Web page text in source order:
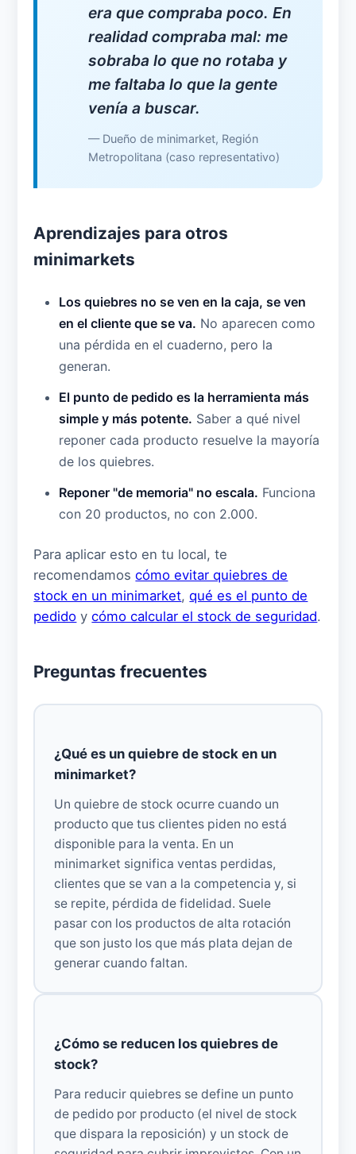
era que compraba poco. En
realidad compraba mal: me
sobraba lo que no rotaba y
me faltaba lo que la gente
venía a buscar.
— Dueño de minimarket, Región
Metropolitana (caso representativo)
Aprendizajes para otros
minimarkets
Los quiebres no se ven en la caja, se ven
en el cliente que se va. No aparecen como
una pérdida en el cuaderno, pero la
generan.
El punto de pedido es la herramienta más
simple y más potente. Saber a qué nivel
reponer cada producto resuelve la mayoría
de los quiebres.
Reponer "de memoria" no escala. Funciona
con 20 productos, no con 2.000.
Para aplicar esto en tu local, te
recomendamoscómo evitar quiebres de
stock en un minimarket,qué es el punto de
pedido ycómo calcular el stock de seguridad.
Preguntas frecuentes
¿Qué es un quiebre de stock en un
minimarket?
Un quiebre de stock ocurre cuando un
producto que tus clientes piden no está
disponible para la venta. En un
minimarket significa ventas perdidas,
clientes que se van a la competencia y, si
se repite, pérdida de fidelidad. Suele
pasar con los productos de alta rotación
que son justo los que más plata dejan de
generar cuando faltan.
¿Cómo se reducen los quiebres de
stock?
Para reducir quiebres se define un punto
de pedido por producto (el nivel de stock
que dispara la reposición) y un stock de